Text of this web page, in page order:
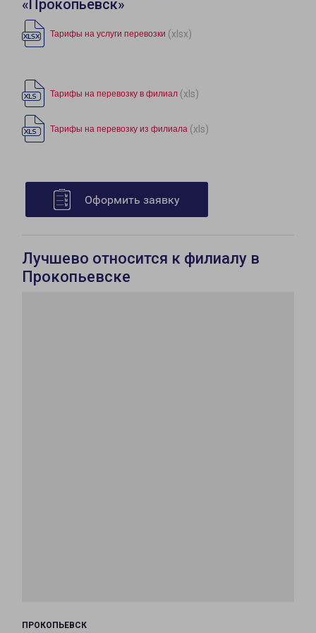
«Прокопьевск»
Тарифы на услуги перевозки (xlsx)
Тарифы на перевозку в филиал (xls)
Тарифы на перевозку из филиала (xls)
Оформить заявку
Лучшево относится к филиалу в
Прокопьевске
ПРОКОПЬЕВСК